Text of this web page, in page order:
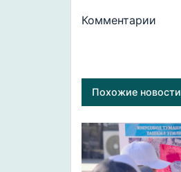
Комментарии
Похожие новости